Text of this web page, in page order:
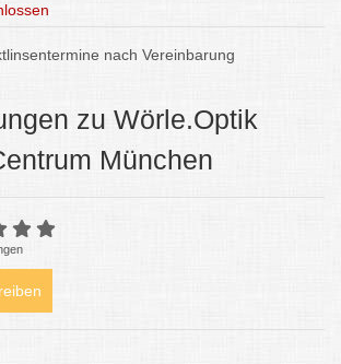
nach Vereinbarung
zu Wörle.Optik
München